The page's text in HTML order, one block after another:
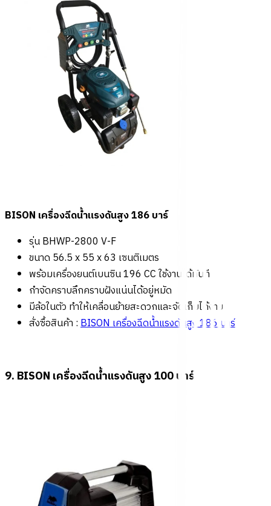
BISON เครื่องฉีดน้ำแรงดันสูง 186 บาร์
รุ่น BHWP-2800 V-F
ขนาด 56.5 x 55 x 63 เซนติเมตร
พร้อมเครื่องยนต์เบนซิน 196 CC ใช้งานได้ทันที
กำจัดคราบลึกคราบฝังแน่นได้อยู่หมัด
มีล้อในตัว ทำให้เคลื่อนย้ายสะดวกและจัดเก็บได้ง่าย
สั่งซื้อสินค้า :BISON เครื่องฉีดน้ำแรงดันสูง 186 บาร์
9. BISON เครื่องฉีดน้ำแรงดันสูง 100 บาร์